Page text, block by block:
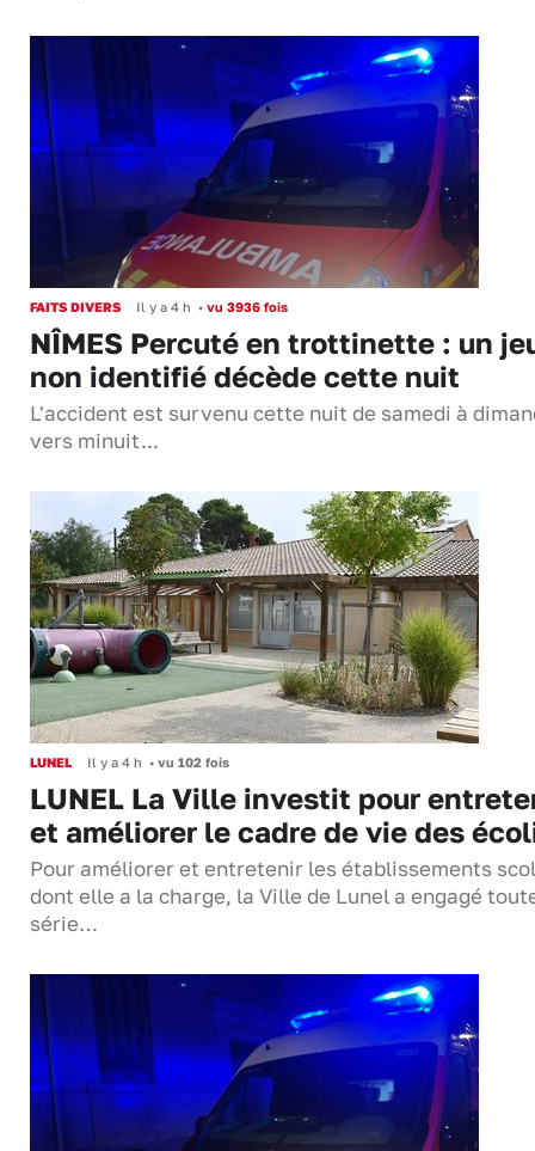
FAITS DIVERS Il y a 4 h • vu 3936 fois
NÎMES Percuté en trottinette : un
non identifié décède cette nuit
L'accident est survenu cette nuit de samedi à
vers minuit...
LUNEL Il y a 4 h • vu 102 fois
LUNEL La Ville investit pour
et améliorer le cadre de vie des
Pour améliorer et entretenir les établissements
dont elle a la charge, la Ville de Lunel a engagé
série…